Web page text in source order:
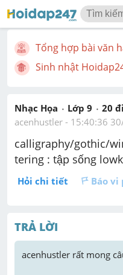
Tổng hợp bài văn
Sinh nhật
Nhạc Họa Lớp 9 20
acenhustler - 15:40:36
calligraphy/gothic/
tering : tập sống
Hỏi chi tiết Báo vi
TRẢ LỜI
acenhustler rất mong